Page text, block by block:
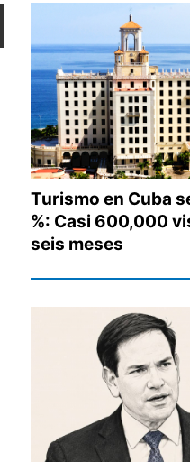
Turismo en Cuba
%: Casi 600,000
seis meses